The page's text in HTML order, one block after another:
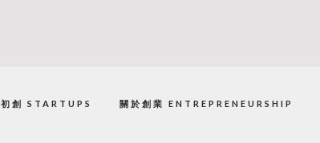
初創 STARTUPS 關於創業 ENTREPRENEURSHIP